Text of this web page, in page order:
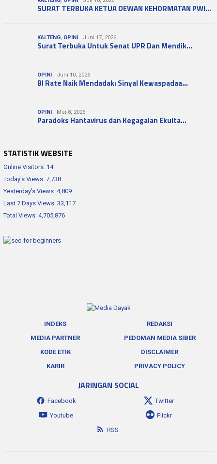
SURAT TERBUKA KETUA DEWAN KEHORMATAN PWI…
KALTENG, OPINI Juni 17, 2026
Surat Terbuka Untuk Senat UPR Dan Mendik…
OPINI Juni 10, 2026
BI Rate Naik Mendadak: Sinyal Kewaspadaa…
OPINI Mei 8, 2026
Paradoks Hantavirus dan Kegagalan Ekuita…
STATISTIK WEBSITE
Online Visitors: 14
Today's Views: 7,738
Yesterday's Views: 4,809
Last 7 Days Views: 33,117
Total Views: 4,705,876
INDEKS
REDAKSI
MEDIA PARTNER
PEDOMAN MEDIA SIBER
KODE ETIK
DISCLAIMER
KARIR
PRIVACY POLICY
JARINGAN SOCIAL
Facebook
Twitter
Youtube
Flickr
RSS